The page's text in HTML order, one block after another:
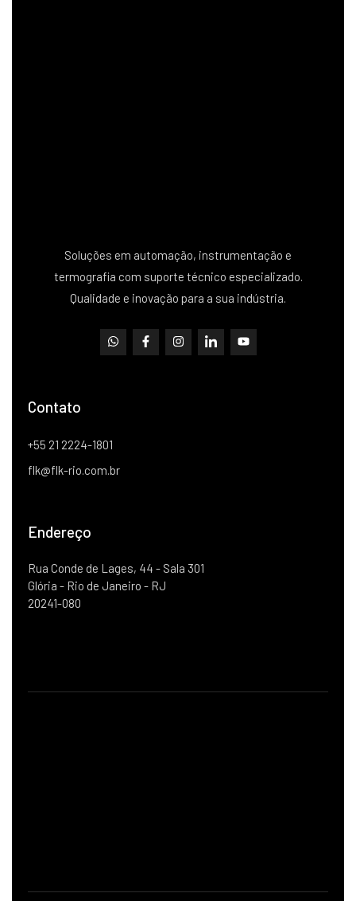
Soluções em automação, instrumentação e
termografia com suporte técnico especializado.
Qualidade e inovação para a sua indústria.
Contato
+55 21 2224-1801
flk@flk-rio.com.br
Endereço
Rua Conde de Lages, 44 - Sala 301
Glória - Rio de Janeiro - RJ
20241-080